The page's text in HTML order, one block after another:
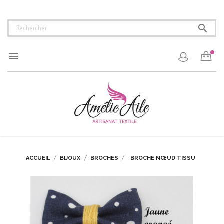


ACCUEIL BIJOUX BROCHES BROCHE NŒUD TISSU